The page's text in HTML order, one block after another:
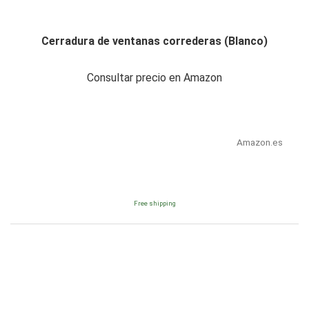
Cerradura de ventanas correderas (Blanco)
Consultar precio en Amazon
Amazon.es
Free shipping